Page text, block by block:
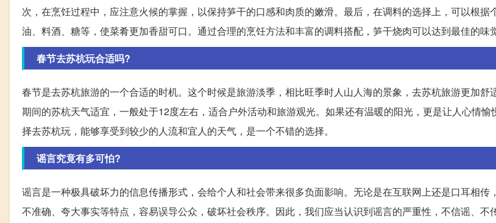
次，在烹饪过程中，应注意火候的掌握，以保持笋干的口感和肉质的嫩滑。最后，在调料的选择上，可以根据
油、料酒、糖等，使菜肴更加香甜可口。通过合理的烹饪方法和丰富的调料搭配，笋干烧肉可以达到最佳的味
春节去苏杭玩合适吗?
春节是去苏杭旅游的一个合适的时机。这个时候是旅游淡季，相比旺季时人山人海的景象，去苏杭旅游更加舒
期间的苏杭天气适宜，一般处于12度左右，适合户外活动和旅游观光。如果还有温暖的阳光，更是让人心情愉
择去苏杭玩，能够享受到较少的人流和宜人的天气，是一个不错的选择。
谣言究竟有多可怕?
谣言是一种极具破坏力的信息传播形式，会给个人和社会带来很多负面影响。无论是在互联网上还是口耳相传
不准确、夸大事实等特点，容易误导公众，破坏社会秩序。因此，我们应当认识到谣言的严重性，不信谣、不